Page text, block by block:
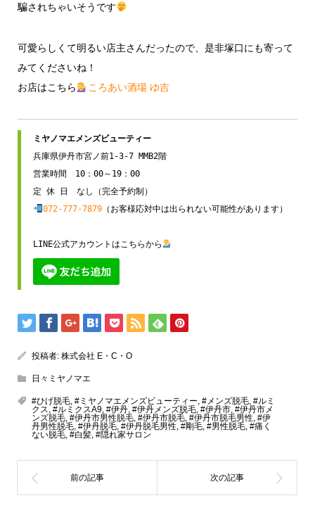
騙されちゃいそうです
可愛らしくて明るい店主さんだったので、是非塚口にも寄って
みてくださいね！
お店はこちら
ころあい酒場 ゆ吉
ミヤノマエメンズビューティー
兵庫県伊丹市宮ノ前1-3-7 MMB2階
営業時間　10：00～19：00
072-777-7879（お客様応対中は出られない可能性があります）
LINE公式アカウントはこちらから
投稿者: 株式会社 E・C・O
日々ミヤノマエ
#ひげ脱毛, #ミヤノマエメンズビューティー, #メンズ脱毛, #ルミ
クス, #ルミクスA9, #伊丹, #伊丹メンズ脱毛, #伊丹市, #伊丹市メ
ンズ脱毛, #伊丹市男性脱毛, #伊丹市脱毛, #伊丹市脱毛男性, #伊
丹男性脱毛, #伊丹脱毛, #伊丹脱毛男性, #剛毛, #男性脱毛, #痛く
ない脱毛, #白髪, #隠れ家サロン